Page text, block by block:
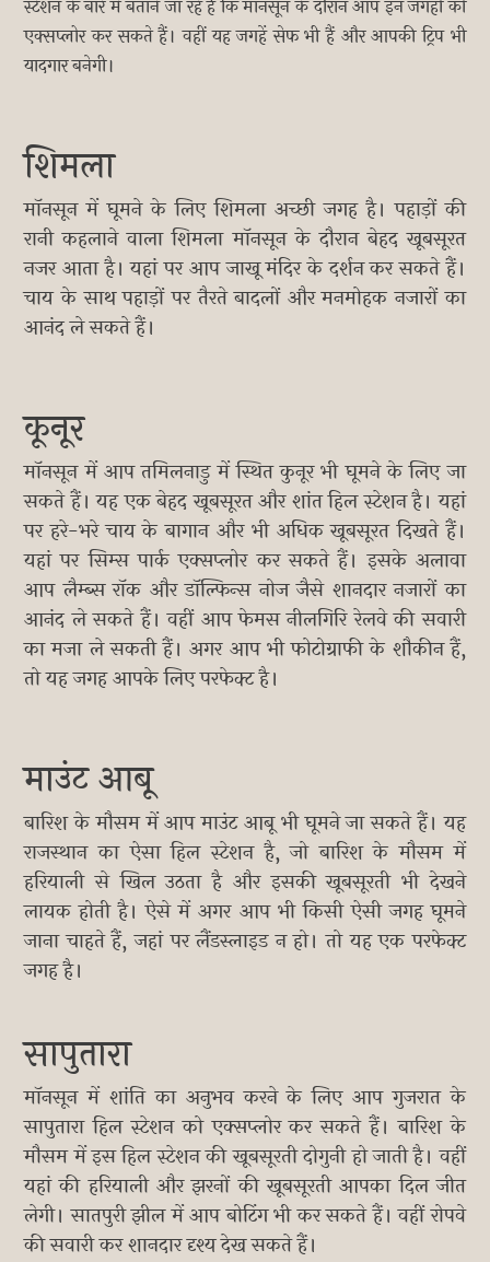
स्टेशन के बारे में बताने जा रहे हैं कि मानसून के दौरान आप इन जगहों को
एक्सप्लोर कर सकते हैं। वहीं यह जगहें सेफ भी हैं और आपकी ट्रिप भी
यादगार बनेगी।
शिमला
मॉनसून में घूमने के लिए शिमला अच्छी जगह है। पहाड़ों की
रानी कहलाने वाला शिमला मॉनसून के दौरान बेहद खूबसूरत
नजर आता है। यहां पर आप जाखू मंदिर के दर्शन कर सकते हैं।
चाय के साथ पहाड़ों पर तैरते बादलों और मनमोहक नजारों का
आनंद ले सकते हैं।
कूनूर
मॉनसून में आप तमिलनाडु में स्थित कुनूर भी घूमने के लिए जा
सकते हैं। यह एक बेहद खूबसूरत और शांत हिल स्टेशन है। यहां
पर हरे-भरे चाय के बागान और भी अधिक खूबसूरत दिखते हैं।
यहां पर सिम्स पार्क एक्सप्लोर कर सकते हैं। इसके अलावा
आप लैम्ब्स रॉक और डॉल्फिन्स नोज जैसे शानदार नजारों का
आनंद ले सकते हैं। वहीं आप फेमस नीलगिरि रेलवे की सवारी
का मजा ले सकती हैं। अगर आप भी फोटोग्राफी के शौकीन हैं,
तो यह जगह आपके लिए परफेक्ट है।
माउंट आबू
बारिश के मौसम में आप माउंट आबू भी घूमने जा सकते हैं। यह
राजस्थान का ऐसा हिल स्टेशन है, जो बारिश के मौसम में
हरियाली से खिल उठता है और इसकी खूबसूरती भी देखने
लायक होती है। ऐसे में अगर आप भी किसी ऐसी जगह घूमने
जाना चाहते हैं, जहां पर लैंडस्लाइड न हो। तो यह एक परफेक्ट
जगह है।
सापुतारा
मॉनसून में शांति का अनुभव करने के लिए आप गुजरात के
सापुतारा हिल स्टेशन को एक्सप्लोर कर सकते हैं। बारिश के
मौसम में इस हिल स्टेशन की खूबसूरती दोगुनी हो जाती है। वहीं
यहां की हरियाली और झरनों की खूबसूरती आपका दिल जीत
लेगी। सातपुरी झील में आप बोटिंग भी कर सकते हैं। वहीं रोपवे
की सवारी कर शानदार दृश्य देख सकते हैं।